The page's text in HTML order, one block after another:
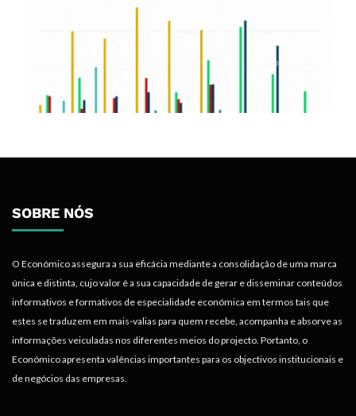
SOBRE NÓS
O Económico assegura a sua eficácia mediante a consolidação de uma marca
única e distinta, cujo valor é a sua capacidade de gerar e disseminar conteúdos
informativos e formativos de especialidade económica em termos tais que
estes se traduzem em mais-valias para quem recebe, acompanha e absorve as
informações veiculadas nos diferentes meios do projecto. Portanto, o
Económico apresenta valências importantes para os objectivos institucionais e
de negócios das empresas.